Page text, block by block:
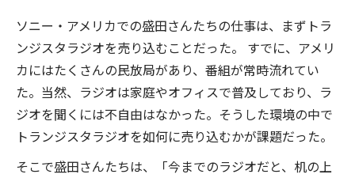
ソニー・アメリカでの盛田さんたちの仕事は、まずトラ
ンジスタラジオを売り込むことだった。 すでに、アメリ
カにはたくさんの民放局があり、番組が常時流れてい
た。当然、ラジオは家庭やオフィスで普及しており、ラ
ジオを聞くには不自由はなかった。そうした環境の中で
トランジスタラジオを如何に売り込むかが課題だった。
そこで盛田さんたちは、「今までのラジオだと、机の上